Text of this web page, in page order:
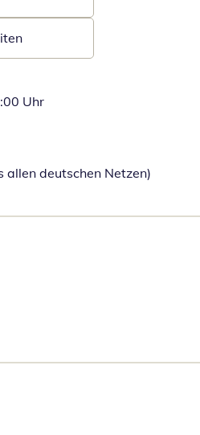
Uhr
allen deutschen Netzen)